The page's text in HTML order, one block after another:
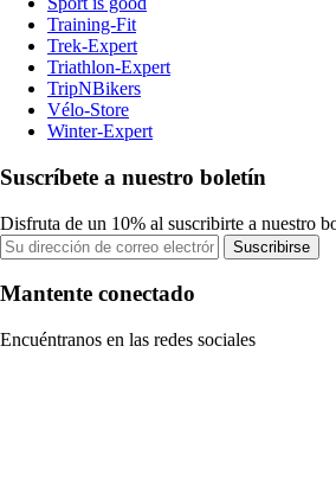
Training-Fit
Trek-Expert
Triathlon-Expert
TripNBikers
Vélo-Store
Winter-Expert
Suscríbete a nuestro boletín
Disfruta de un 10% al suscribirte a nuestro
Suscribirse
Mantente conectado
Encuéntranos en las redes sociales